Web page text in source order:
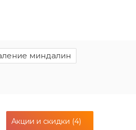
миндалин
Акции и скидки (4)